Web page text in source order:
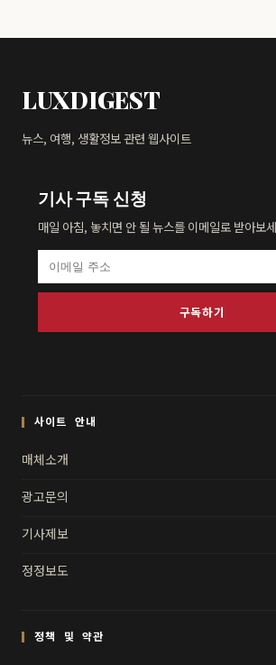
LUXDIGEST
뉴스, 여행, 생활정보 관련 웹사이트
기사 구독 신청
매일 아침, 놓치면 안 될 뉴스를 이메일로 받아보
구독하기
사이트 안내
매체소개
광고문의
기사제보
정정보도
정책 및 약관